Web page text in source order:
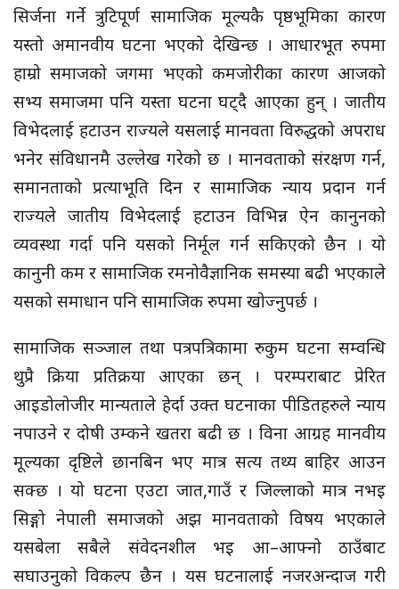
सिर्जना गर्ने त्रुटिपूर्ण सामाजिक मूल्यकै पृष्ठभूमिका कारण
यस्तो अमानवीय घटना भएको देखिन्छ । आधारभूत रुपमा
हाम्रो समाजको जगमा भएको कमजोरीका कारण आजको
सभ्य समाजमा पनि यस्ता घटना घट्दै आएका हुन् । जातीय
विभेदलाई हटाउन राज्यले यसलाई मानवता विरुद्धको अपराध
भनेर संविधानमै उल्लेख गरेको छ । मानवताको संरक्षण गर्न,
समानताको प्रत्याभूति दिन र सामाजिक न्याय प्रदान गर्न
राज्यले जातीय विभेदलाई हटाउन विभिन्न ऐन कानुनको
व्यवस्था गर्दा पनि यसको निर्मूल गर्न सकिएको छैन । यो
कानुनी कम र सामाजिक रमनोवैज्ञानिक समस्या बढी भएकाले
यसको समाधान पनि सामाजिक रुपमा खोज्नुपर्छ ।
सामाजिक सञ्जाल तथा पत्रपत्रिकामा रुकुम घटना सम्वन्धि
थुप्रै क्रिया प्रतिक्रया आएका छन् । परम्पराबाट प्रेरित
आइडोलोजीर मान्यताले हेर्दा उक्त घटनाका पीडितहरुले न्याय
नपाउने र दोषी उम्कने खतरा बढी छ । विना आग्रह मानवीय
मूल्यका दृष्टिले छानबिन भए मात्र सत्य तथ्य बाहिर आउन
सक्छ । यो घटना एउटा जात,गाउँ र जिल्लाको मात्र नभइ
सिङ्गो नेपाली समाजको अझ मानवताको विषय भएकाले
यसबेला सबैले संवेदनशील भइ आ–आफ्नो ठाउँबाट
सघाउनुको विकल्प छैन । यस घटनालाई नजरअन्दाज गरी